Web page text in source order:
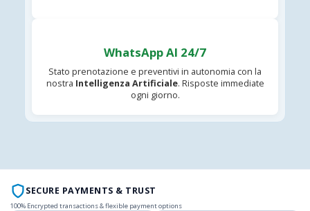
WhatsApp AI 24/7
Stato prenotazione e preventivi in autonomia con la
nostra Intelligenza Artificiale. Risposte immediate
ogni giorno.
SECURE PAYMENTS & TRUST
100% Encrypted transactions & flexible payment options